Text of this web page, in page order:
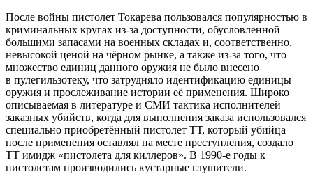
После войны пистолет Токарева пользовался популярностью в
криминальных кругах из-за доступности, обусловленной
большими запасами на военных складах и, соответственно,
невысокой ценой на чёрном рынке, а также из-за того, что
множество единиц данного оружия не было внесено
в пулегильзотеку, что затрудняло идентификацию единицы
оружия и прослеживание истории её применения. Широко
описываемая в литературе и СМИ тактика исполнителей
заказных убийств, когда для выполнения заказа использовался
специально приобретённый пистолет ТТ, который убийца
после применения оставлял на месте преступления, создало
ТТ имидж «пистолета для киллеров». В 1990-е годы к
пистолетам производились кустарные глушители.